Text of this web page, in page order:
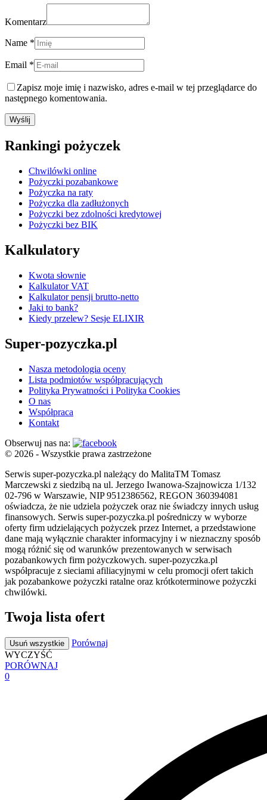
Komentarz
Name *
Email *
Zapisz moje imię i nazwisko, adres e-mail w tej przeglądarce do
następnego komentowania.
Rankingi pożyczek
Chwilówki online
Pożyczki pozabankowe
Pożyczka na raty
Pożyczka dla zadłużonych
Pożyczki bez zdolności kredytowej
Pożyczki bez BIK
Kalkulatory
Kwota słownie
Kalkulator VAT
Kalkulator pensji brutto-netto
Jaki to bank?
Kiedy przelew? Sesje ELIXIR
Super-pozyczka.pl
Nasza metodologia oceny
Lista podmiotów współpracujących
Polityka Prywatności i Polityka Cookies
O nas
Współpraca
Kontakt
Obserwuj nas na:
© 2026 - Wszystkie prawa zastrzeżone
Serwis super-pozyczka.pl należący do MalitaTM Tomasz
Marczewski z siedzibą na ul. Jerzego Iwanowa-Szajnowicza 1/132
02-796 w Warszawie, NIP 9512386562, REGON 360394081
oświadcza, że nie udziela pożyczek oraz nie świadczy innych usług
finansowych. Serwis super-pozyczka.pl pośredniczy w wyborze
oferty firm udzielających pożyczek przez Internet, a przedstawione
dane mają wyłącznie charakter informacyjny i w nieznaczny sposób
mogą różnić się od warunków prezentowanych w serwisach
pozabankowych firm pożyczkowych. super-pozyczka.pl
współpracuje z sieciami afiliacyjnymi w celu promocji ofert takich
jak pozabankowe pożyczki ratalne oraz krótkoterminowe pożyczki
chwilówki.
Twoja lista ofert
Usuń wszystkie
Porównaj
WYCZYŚĆ
PORÓWNAJ
0